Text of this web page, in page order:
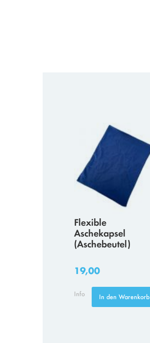
Flexible
Aschekapsel
(Aschebeutel)
19,00
Info In den Warenkorb